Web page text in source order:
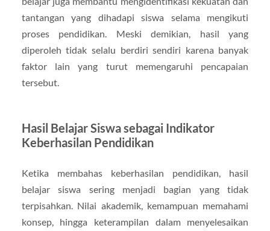
tantangan yang dihadapi siswa selama mengikuti
proses pendidikan. Meski demikian, hasil yang
diperoleh tidak selalu berdiri sendiri karena banyak
faktor lain yang turut memengaruhi pencapaian
tersebut.
Hasil Belajar Siswa sebagai Indikator
Keberhasilan Pendidikan
Ketika membahas keberhasilan pendidikan, hasil
belajar siswa sering menjadi bagian yang tidak
terpisahkan. Nilai akademik, kemampuan memahami
konsep, hingga keterampilan dalam menyelesaikan